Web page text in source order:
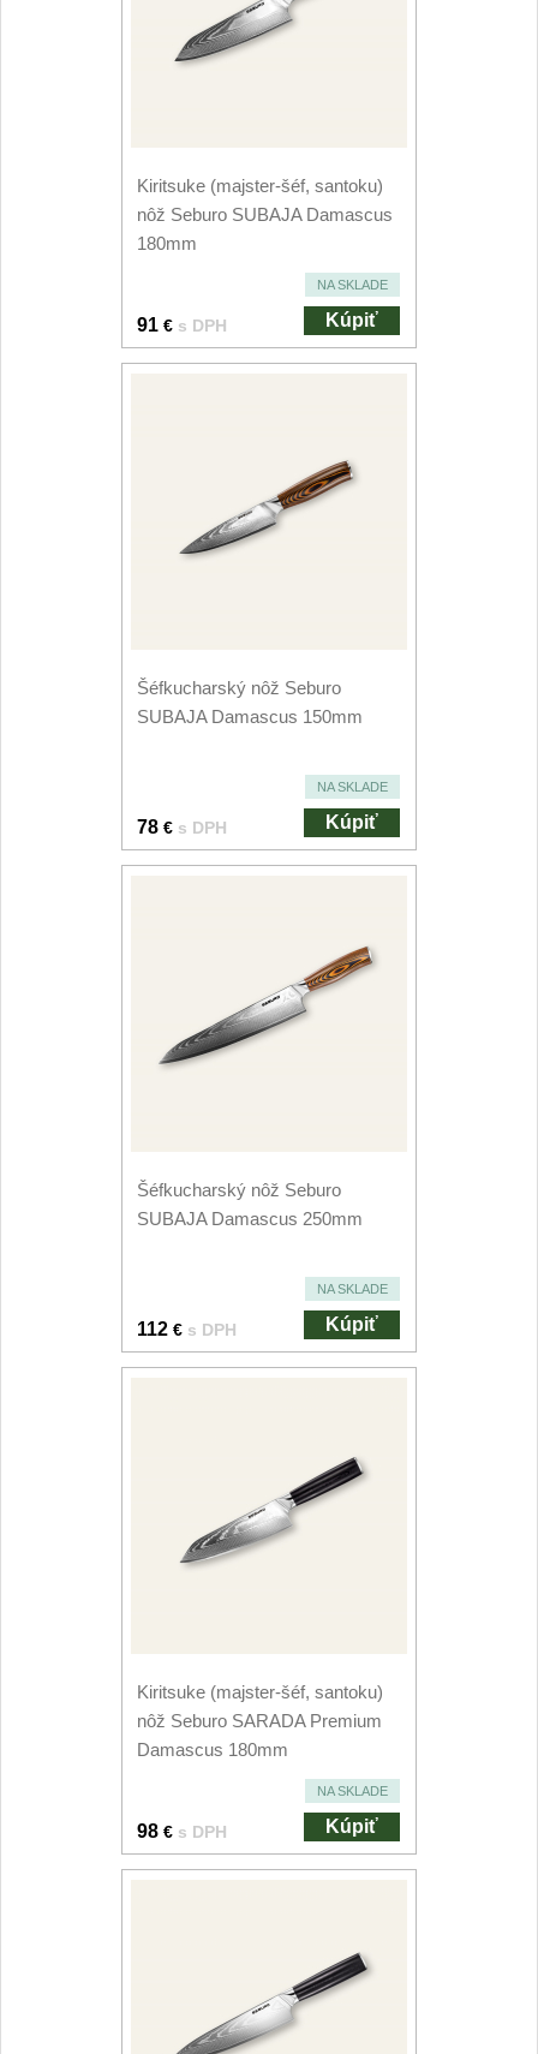
Kiritsuke (majster-šéf, santoku)
nôž Seburo SUBAJA Damascus
180mm
NA SKLADE
91 € s DPH Kúpiť
Šéfkucharský nôž Seburo
SUBAJA Damascus 150mm
NA SKLADE
78 € s DPH Kúpiť
Šéfkucharský nôž Seburo
SUBAJA Damascus 250mm
NA SKLADE
112 € s DPH Kúpiť
Kiritsuke (majster-šéf, santoku)
nôž Seburo SARADA Premium
Damascus 180mm
NA SKLADE
98 € s DPH Kúpiť